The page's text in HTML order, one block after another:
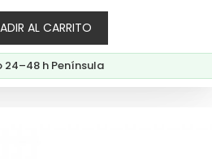
AL CARRITO
24–48 h Península